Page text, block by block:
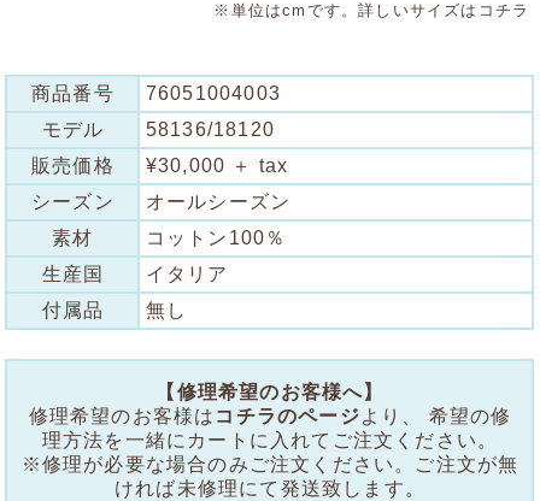
※単位はcmです。詳しいサイズは コチラ
商品番号
76051004003
モデル
58136/18120
販売価格
¥30,000 ＋ tax
シーズン
オールシーズン
素材
コットン100％
生産国
イタリア
付属品
無し
【修理希望のお客様へ】
修理希望のお客様は コチラのページより、 希望の修
理方法を一緒にカートに入れてご注文ください。
※修理が必要な場合のみご注文ください。ご注文が無
ければ未修理にて発送致します。